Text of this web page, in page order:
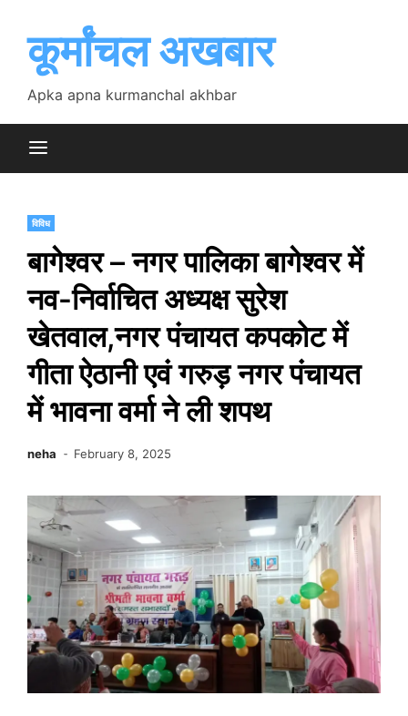
contentकूर्मांचल अखबार
Apka apna kurmanchal akhbar
विविध
बागेश्वर – नगर पालिका बागेश्वर में
नव-निर्वाचित अध्यक्ष सुरेश
खेतवाल,नगर पंचायत कपकोट में
गीता ऐठानी एवं गरुड़ नगर पंचायत
में भावना वर्मा ने ली शपथ
neha February 8, 2025